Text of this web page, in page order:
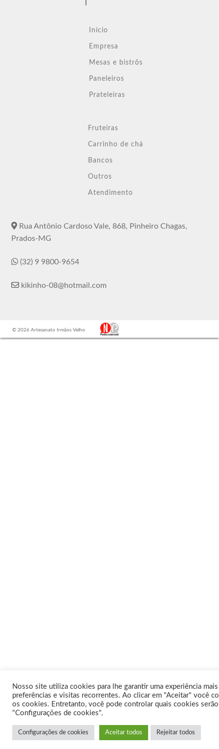
Início
Empresa
Mesas e bistrôs
Paneleiros
Prateleiras
Fruteiras
Carrinho de chá
Bancos
Outros
Atendimento
Rua Antônio Cardoso Vale, 868, Pinheiro Chagas,
Prados-MG
(32) 9 9800-9654
kikinho-08@hotmail.com
© 2026 Artesanato Irmãos Velho
Nosso site utiliza cookies para lhe garantir uma experiência
preferências e visitas recorrentes. Ao clicar em "Aceitar" você
os cookies. Entretanto, você pode controlar quais cookies
"Configurações de cookies".
Configurações de cookies Aceitar todos Rejeitar todos